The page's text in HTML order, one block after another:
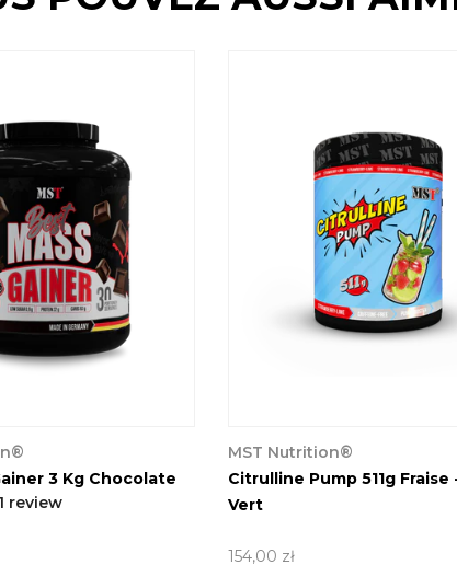
MST Nutrition®
Ashwagandha KSM-66®
Par MST® Nutrition
57,00 zł
+ Enzyme 900g